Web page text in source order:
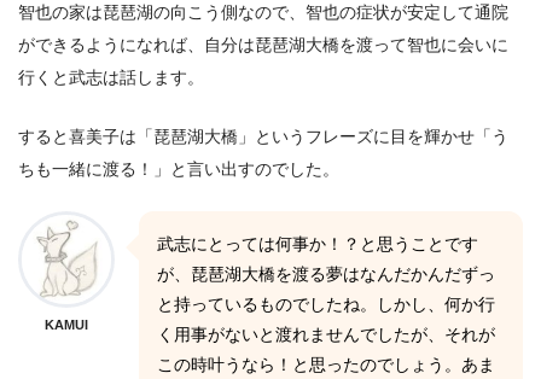
智也の家は琵琶湖の向こう側なので、智也の症状が安定して通院
ができるようになれば、自分は琵琶湖大橋を渡って智也に会いに
行くと武志は話します。
すると喜美子は「琵琶湖大橋」というフレーズに目を輝かせ「う
ちも一緒に渡る！」と言い出すのでした。
KAMUI
武志にとっては何事か！？と思うことです
が、琵琶湖大橋を渡る夢はなんだかんだずっ
と持っているものでしたね。しかし、何か行
く用事がないと渡れませんでしたが、それが
この時叶うなら！と思ったのでしょう。あま